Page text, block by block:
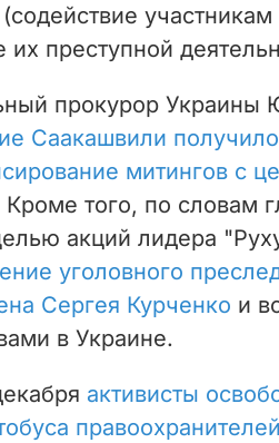
их преступной
прокурор Украины
Саакашвили
митингов с
Кроме того, по словам
акций лидера
уголовного
Сергея Курченко и
в Украине.
активисты
правоохранителей